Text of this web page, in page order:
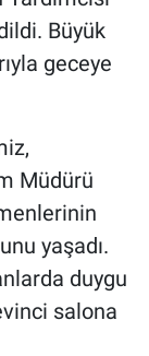
Büyük
geceye
Müdürü
yaşadı.
duygu
salona